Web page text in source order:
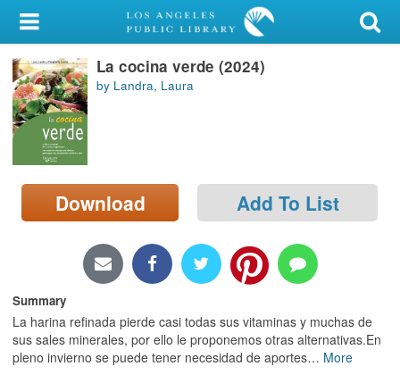
My Account
Library Card
Sign In
Search
Locations/Hours (external
page)
La cocina verde (2024)
by Landra, Laura
Download Add To List
Summary
La harina refinada pierde casi todas sus vitaminas y muchas de
sus sales minerales, por ello le proponemos otras alternativas.En
pleno invierno se puede tener necesidad de aportes… More